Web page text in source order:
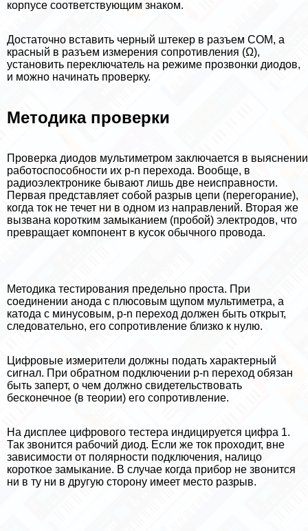
корпусе соответствующим знаком.
Достаточно вставить черный штекер в разъем COM, а
красный в разъем измерения сопротивления (Ω),
установить переключатель на режиме прозвонки диодов,
и можно начинать проверку.
Методика проверки
Проверка диодов мультиметром заключается в выяснении
работоспособности их p-n перехода. Вообще, в
радиоэлектронике бывают лишь две неисправности.
Первая представляет собой разрыв цепи (перегорание),
когда ток не течет ни в одном из направлений. Вторая же
вызвана коротким замыканием (пробой) электродов, что
превращает компонент в кусок обычного провода.
Методика тестирования предельно проста. При
соединении анода с плюсовым щупом мультиметра, а
катода с минусовым, p-n переход должен быть открыт,
следовательно, его сопротивление близко к нулю.
Цифровые измерители должны подать хаpaктерный
сигнал. При обратном подключении p-n переход обязан
быть заперт, о чем должно свидетельствовать
бесконечное (в теории) его сопротивление.
На дисплее цифрового тестера индицируется цифра 1.
Так звонится рабочий диод. Если же ток проходит, вне
зависимости от полярности подключения, налицо
короткое замыкание. В случае когда прибор не звонится
ни в ту ни в другую сторону имеет место разрыв.